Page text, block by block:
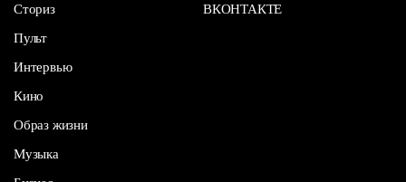
Сториз
Пульт
Интервью
Кино
Образ жизни
Музыка
ВКОНТАКТЕ